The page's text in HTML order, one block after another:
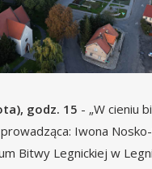
godz. 15 - „W cieniu
Iwona Nosko-
Bitwy Legnickiej w